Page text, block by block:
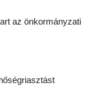
az önkormányzati